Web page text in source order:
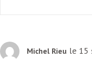
Michel Rieu le 15